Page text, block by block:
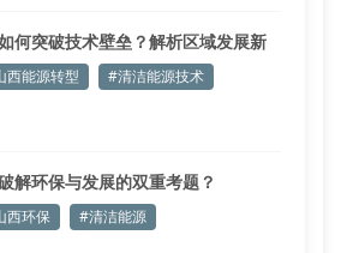
何突破技术壁垒？解析区域发展新
西能源转型 #清洁能源技术
解环保与发展的双重考题？
西环保 #清洁能源